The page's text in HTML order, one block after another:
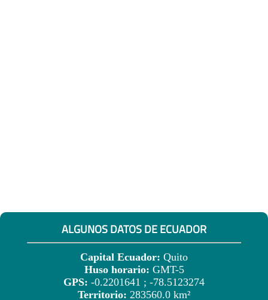
ALGUNOS DATOS DE ECUADOR
Capital Ecuador: Quito
Huso horario: GMT-5
GPS: -0.2201641 ; -78.5123274
Territorio: 283560.0 km²